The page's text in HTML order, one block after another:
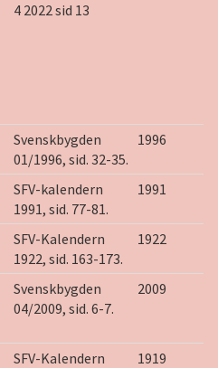
4 2022 sid 13
Svenskbygden
01/1996, sid. 32-35.
1996
SFV-kalendern
1991, sid. 77-81.
1991
SFV-Kalendern
1922, sid. 163-173.
1922
Svenskbygden
04/2009, sid. 6-7.
2009
SFV-Kalendern
1919